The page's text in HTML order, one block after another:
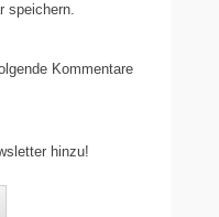
speichern.
Kommentare
hinzu!